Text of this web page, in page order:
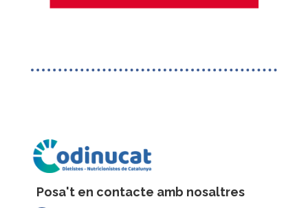
Posa't en contacte amb nosaltres